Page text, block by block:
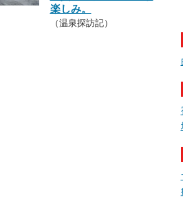
楽しみ。
（温泉探訪記）